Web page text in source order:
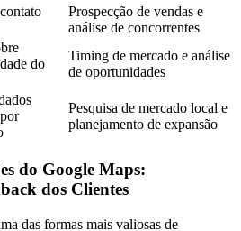
Prospecção de vendas e
análise de concorrentes
do
Timing de mercado e análise
de oportunidades
Pesquisa de mercado local e
planejamento de expansão
do Google Maps:
dos Clientes
das formas mais valiosas de